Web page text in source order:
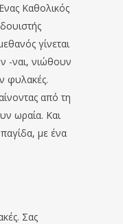
Καθολικός
γίνεται
-ναι, νιώθουν
φυλακές.
από τη
ωραία. Και
παγίδα, με ένα
Σας